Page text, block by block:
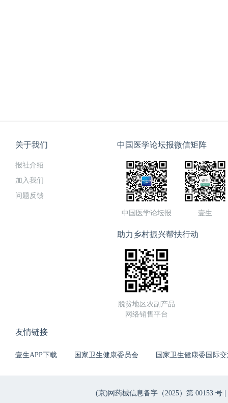
关于我们
报社介绍
加入我们
问题反馈
中国医学论坛报微信矩阵
中国医学论坛报 壹生
助力乡村振兴帮扶行动
脱贫地区农副产品
网络销售平台
友情链接
壹生APP下载 国家卫生健康委员会 国家卫生健康委国际
(京)网药械信息备字（2025）第 00153 号 |